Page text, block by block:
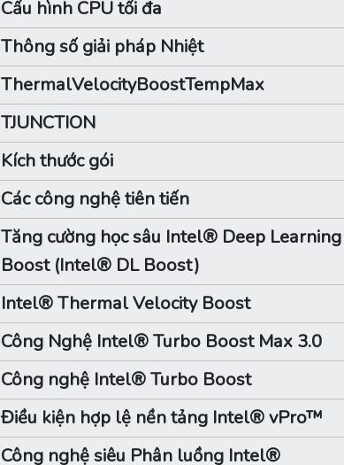
Cấu hình CPU tối đa
Thông số giải pháp Nhiệt
ThermalVelocityBoostTempMax
TJUNCTION
Kích thước gói
Các công nghệ tiên tiến
Tăng cường học sâu Intel® Deep Learning
Boost (Intel® DL Boost)
Intel® Thermal Velocity Boost
Công Nghệ Intel® Turbo Boost Max 3.0
Công nghệ Intel® Turbo Boost
Điều kiện hợp lệ nền tảng Intel® vPro™
Công nghệ siêu Phân luồng Intel®